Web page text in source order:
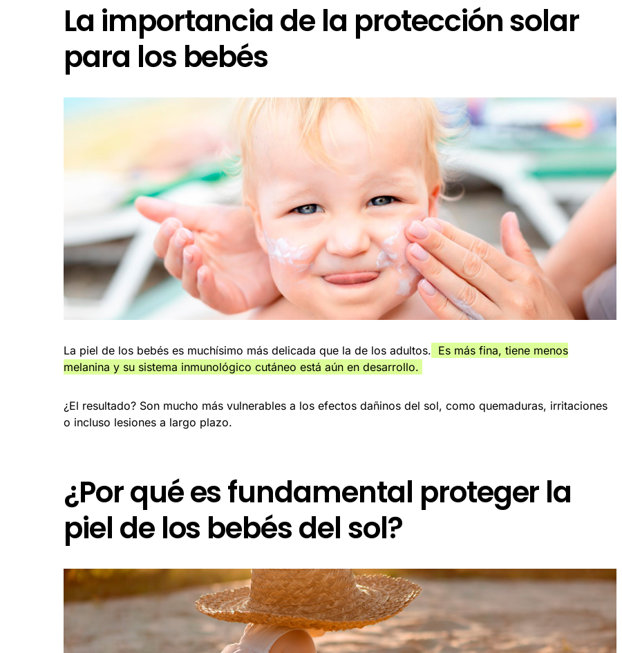
La importancia de la protección solar
para los bebés
La piel de los bebés es muchísimo más delicada que la de los adultos. Es más fina, tiene menos
melanina y su sistema inmunológico cutáneo está aún en desarrollo.
¿El resultado? Son mucho más vulnerables a los efectos dañinos del sol, como quemaduras, irritaciones
o incluso lesiones a largo plazo.
¿Por qué es fundamental proteger la
piel de los bebés del sol?